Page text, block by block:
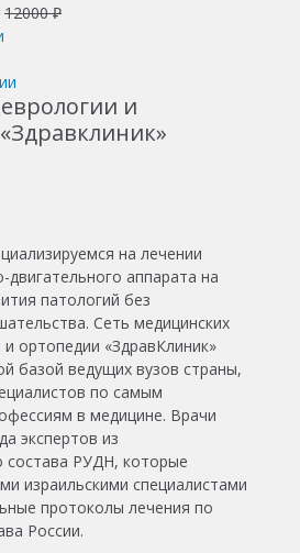
12000 ₽
и
на лечении
аппарата на
патологий без
Сеть медицинских
ортопедии «ЗдравКлиник»
базой ведущих вузов страны,
по самым
в медицине. Врачи
экспертов из
состава РУДН, которые
израильскими специалистами
протоколы лечения по
России.